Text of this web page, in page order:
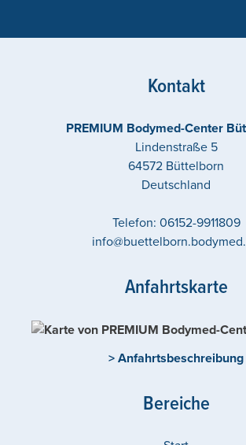
Kontakt
PREMIUM Bodymed-Center
Lindenstraße 5
64572 Büttelborn
Deutschland
Telefon: 06152-9911809
Anfahrtskarte
> Anfahrtsbeschreibung
Bereiche